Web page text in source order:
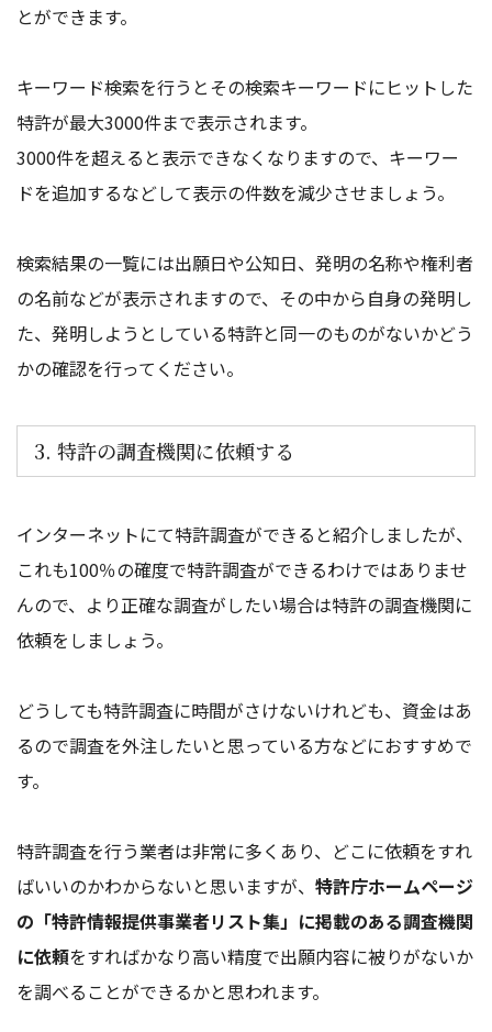
とができます。
キーワード検索を行うとその検索キーワードにヒットした
特許が最大3000件まで表示されます。
3000件を超えると表示できなくなりますので、キーワー
ドを追加するなどして表示の件数を減少させましょう。
検索結果の一覧には出願日や公知日、発明の名称や権利者
の名前などが表示されますので、その中から自身の発明し
た、発明しようとしている特許と同一のものがないかどう
かの確認を行ってください。
3. 特許の調査機関に依頼する
インターネットにて特許調査ができると紹介しましたが、
これも100％の確度で特許調査ができるわけではありませ
んので、より正確な調査がしたい場合は特許の調査機関に
依頼をしましょう。
どうしても特許調査に時間がさけないけれども、資金はあ
るので調査を外注したいと思っている方などにおすすめで
す。
特許調査を行う業者は非常に多くあり、どこに依頼をすれ
ばいいのかわからないと思いますが、 特許庁ホームページ
の「特許情報提供事業者リスト集」に掲載のある調査機関
に依頼をすればかなり高い精度で出願内容に被りがないか
を調べることができるかと思われます。